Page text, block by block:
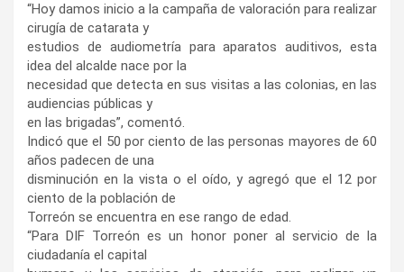
“Hoy damos inicio a la campaña de valoración para realizar
cirugía de catarata y
estudios de audiometría para aparatos auditivos, esta
idea del alcalde nace por la
necesidad que detecta en sus visitas a las colonias, en las
audiencias públicas y
en las brigadas”, comentó.
Indicó que el 50 por ciento de las personas mayores de 60
años padecen de una
disminución en la vista o el oído, y agregó que el 12 por
ciento de la población de
Torreón se encuentra en ese rango de edad.
“Para DIF Torreón es un honor poner al servicio de la
ciudadanía el capital